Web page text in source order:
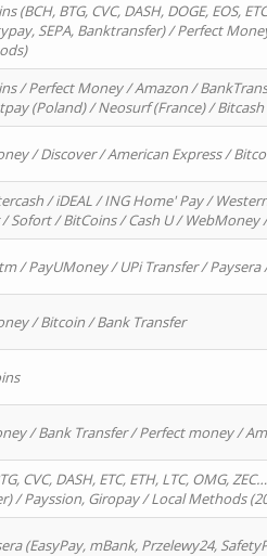
BTG, CVC, DASH, DOGE, EOS,
SEPA, Banktransfer) / Perfect
/ Perfect Money / Amazon /
(Poland) / Neosurf (France) /
/ Discover / American Express /
/ iDEAL / ING Home' Pay /
Sofort / BitCoins / Cash U / WebMoney
/ PayUMoney / UPi Transfer /
/ Bitcoin / Bank Transfer
/ Bank Transfer / Perfect money /
CVC, DASH, ETC, ETH, LTC, OMG,
/ Payssion, Giropay / Local Methods
(EasyPay, mBank, Przelewy24,